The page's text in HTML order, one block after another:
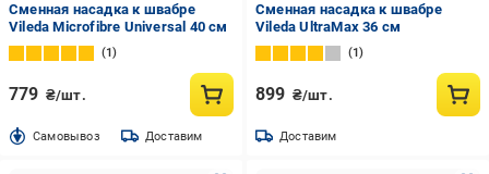
Сменная насадка к швабре
Vileda Microfibre Universal 40 см
1
779 ₴/шт.
Cамовывоз Доставим
Сменная насадка к швабре
Vileda UltraMax 36 см
1
899 ₴/шт.
Доставим